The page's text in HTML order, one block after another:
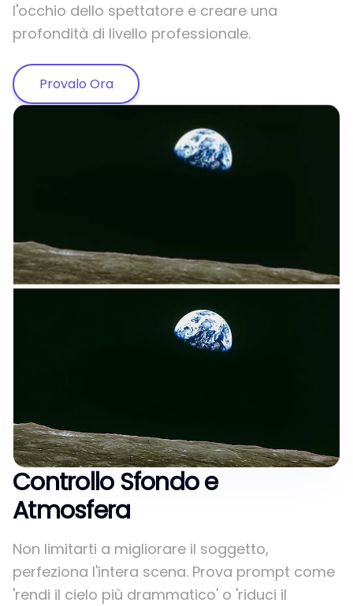
l'occhio dello spettatore e creare una
profondità di livello professionale.
Provalo Ora
Controllo Sfondo e
Atmosfera
Non limitarti a migliorare il soggetto,
perfeziona l'intera scena. Prova prompt come
'rendi il cielo più drammatico' o 'riduci il